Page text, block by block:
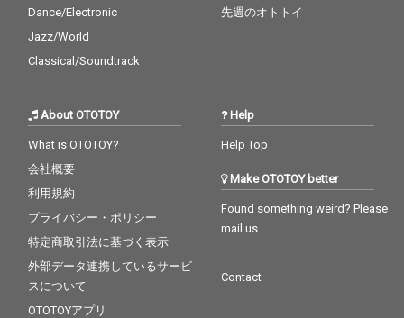
Dance/Electronic
Jazz/World
Classical/Soundtrack
先週のオトトイ
About OTOTOY
What is OTOTOY?
会社概要
利用規約
プライバシー・ポリシー
特定商取引法に基づく表示
外部データ連携しているサービ
スについて
OTOTOYアプリ
Help
Help Top
Make OTOTOY better
Found something weird? Please
mail us
Contact